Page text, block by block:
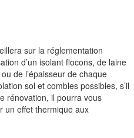
sur la réglementation
d’un isolant flocons, de laine
de l’épaisseur de chaque
sol et combles possibles, s’il
rénovation, il pourra vous
un effet thermique aux